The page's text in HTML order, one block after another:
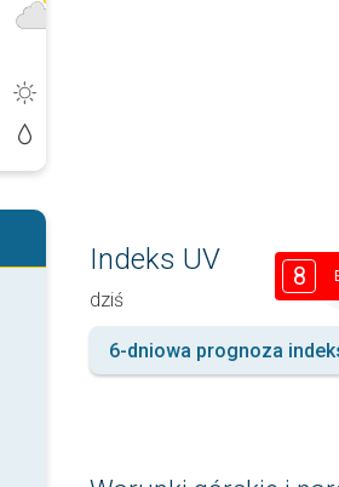
Indeks UV
dziś
8
6-dniowa prognoza